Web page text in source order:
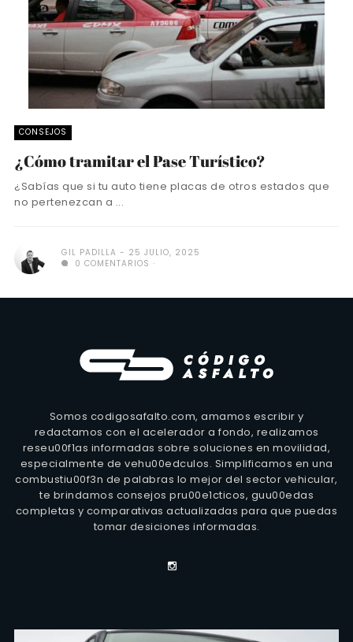
CONSEJOS
¿Cómo tramitar el Pase Turístico?
¿Sabías que si tu auto tiene placas de otros estados que
no pertenezcan a ...
GIL PADILLA
25 JULIO, 2025
0 COMENTARIOS
Somos codigosafalto.com, amamos escribir y
redactamos con el acelerador a fondo, realizamos
reseu00f1as informadas sobre soluciones en movilidad,
especialmente de vehu00edculos. Simplificamos en una
combustiu00f3n de palabras lo mejor del sector vehicular,
te brindamos consejos pru00e1cticos, guu00edas
completas y comparativas actualizadas para que puedas
tomar desiciones informadas.